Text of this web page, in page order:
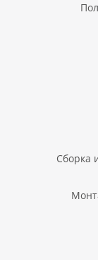
Сборка